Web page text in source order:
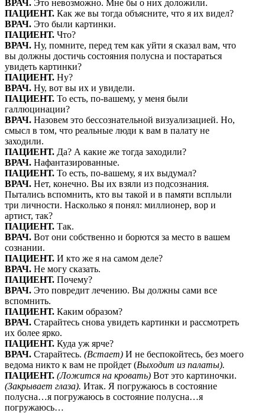
ВРАЧ. Это невозможно. Мне бы о них доложили.
ПАЦИЕНТ. Как же вы тогда объясните, что я их видел?
ВРАЧ. Это были картинки.
ПАЦИЕНТ. Что?
ВРАЧ. Ну, помните, перед тем как уйти я сказал вам, что
вы должны достичь состояния полусна и постараться
увидеть картинки?
ПАЦИЕНТ. Ну?
ВРАЧ. Ну, вот вы их и увидели.
ПАЦИЕНТ. То есть, по-вашему, у меня были
галлюцинации?
ВРАЧ. Назовем это бессознательной визуализацией. Но,
смысл в том, что реальные люди к вам в палату не
заходили.
ПАЦИЕНТ. Да? А какие же тогда заходили?
ВРАЧ. Нафантазированные.
ПАЦИЕНТ. То есть, по-вашему, я их выдумал?
ВРАЧ. Нет, конечно. Вы их взяли из подсознания.
Пытались вспомнить, кто вы такой и в памяти всплыли
три личности. Насколько я понял: миллионер, вор и
артист, так?
ПАЦИЕНТ. Так.
ВРАЧ. Вот они собственно и борются за место в вашем
сознании.
ПАЦИЕНТ. И кто же я на самом деле?
ВРАЧ. Не могу сказать.
ПАЦИЕНТ. Почему?
ВРАЧ. Это повредит лечению. Вы должны сами все
вспомнить.
ПАЦИЕНТ. Каким образом?
ВРАЧ. Старайтесь снова увидеть картинки и рассмотреть
их более ярко.
ПАЦИЕНТ. Куда уж ярче?
ВРАЧ. Старайтесь. (Встает) И не беспокойтесь, без моего
ведома никто к вам не пройдет (Выходит из палаты).
ПАЦИЕНТ. (Ложится на кровать) Вот это картиночки.
(Закрывает глаза). Итак. Я погружаюсь в состояние
полусна…я погружаюсь в состояние полусна…я
погружаюсь…